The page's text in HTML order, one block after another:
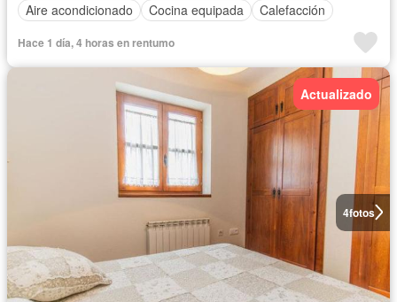
Aire acondicionado
Cocina equipada Calefacción
Hace 1 día, 4 horas en rentumo
4fotos
Actualizado